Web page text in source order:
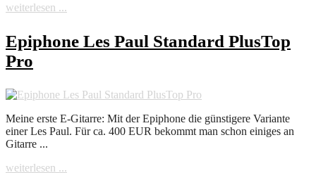
weiterlesen ...
Epiphone Les Paul Standard PlusTop
Pro
Meine erste E-Gitarre: Mit der Epiphone die günstigere Variante
einer Les Paul. Für ca. 400 EUR bekommt man schon einiges an
Gitarre ...
weiterlesen ...